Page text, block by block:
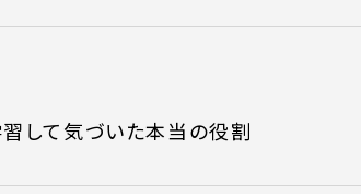
して気づいた本当の役割